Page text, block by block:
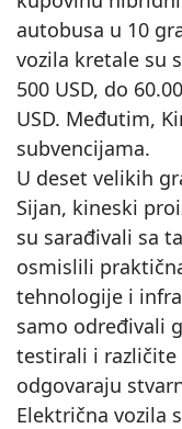
autobusa u 10
vozila kretale su
500 USD, do
USD. Međutim,
subvencijama.
U deset velikih
Sijan, kineski
su sarađivali sa
osmislili
tehnologije i
samo određivali
testirali i različite
odgovaraju
Električna vozila